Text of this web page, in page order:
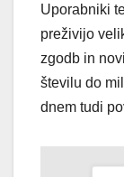
Uporabniki
preživijo
zgodb in
številu do
dnem tudi